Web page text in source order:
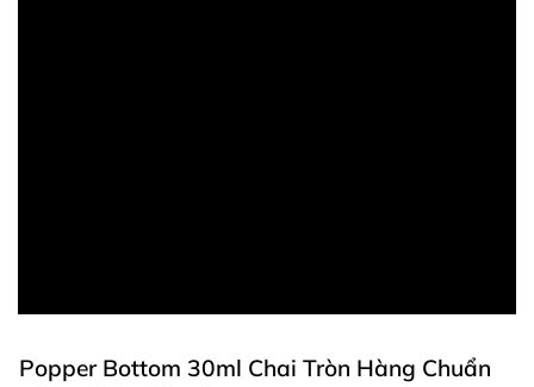
Popper Bottom 30ml Chai Tròn Hàng Chuẩn